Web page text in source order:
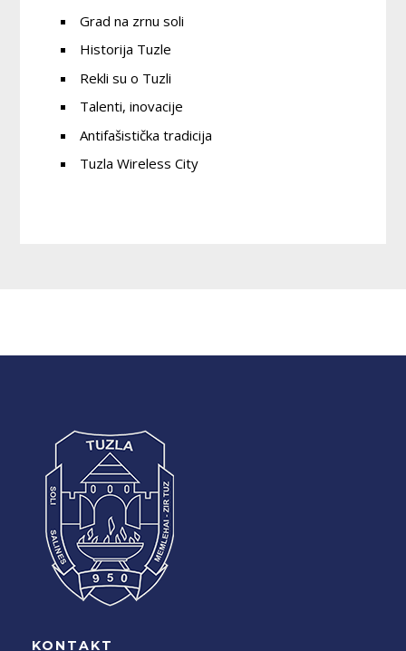
Grad na zrnu soli
Historija Tuzle
Rekli su o Tuzli
Talenti, inovacije
Antifašistička tradicija
Tuzla Wireless City
KONTAKT